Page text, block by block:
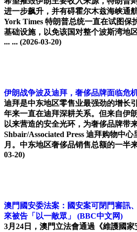
进一步飙升，并有碍霍尔木兹海峡通
York Times 特朗普总统一直在试图保
基础设施，以免该国对整个波斯湾地
... ... (2026-03-20)
伊朗战争波及迪拜，奢侈品牌面临危
迪拜是中东地区零售业最强劲的增长
年来一直在迪拜深耕关系。但来自伊
以来营造的安全光环，为奢侈品牌带
Shbair/Associated Press 迪拜购物中
月。中东地区奢侈品销售总额的一半
03-20)
澳門國安委法案：國安案可閉門審訊
來被告「以一敵眾」
(BBC中文网)
3月24日，澳門立法會通過《維護國